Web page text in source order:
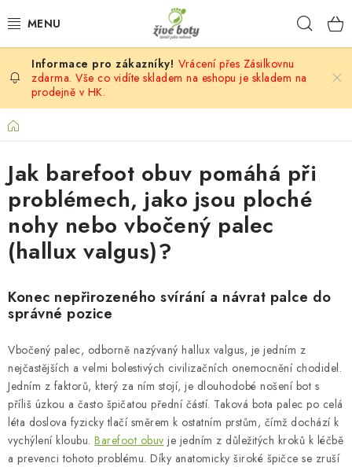
na
DĚTSKÉ
DÁMSKÉ
DOPLŇKY
VÝPRODEJ
PROVAZOVÉ SANDÁLY
NAPIŠTE NÁM
BOSOBOTY / BAREFOOTY
ZNAČKY
Vrácení přes Zásilkovnu
zdarma. Vše co vidíte skladem na eshopu je skladem na
prodejně v HK.
Domů
Jak barefoot obuv pomáhá při
problémech, jako jsou ploché
nohy nebo vbočený palec
(hallux valgus)?
Konec nepřirozeného svírání a návrat palce do
správné pozice
Vbočený palec, odborně nazývaný hallux valgus, je jedním z
nejčastějších a velmi bolestivých civilizačních onemocnění chodidel.
Jedním z faktorů, který za ním stojí, je dlouhodobé nošení bot s
příliš úzkou a často špičatou přední částí. Taková bota palec po celá
léta doslova fyzicky tlačí směrem k ostatním prstům, čímž dochází k
vychýlení kloubu. Barefoot obuv je jedním z důležitých kroků k léčbě
a prevenci tohoto problému. Díky anatomicky široké špičce se zruší